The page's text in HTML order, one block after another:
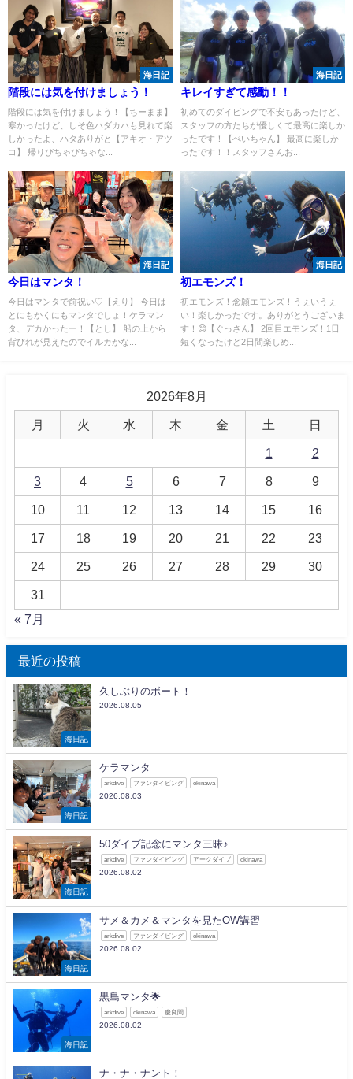
海日記
階段には気を付けましょう！
階段には気を付けましょう！【ちーまま】
寒かったけど、しそ色ハダカハも見れて楽
しかったよ、ハタありがと【アキオ・アツ
コ】 帰りびちゃびちゃな...
海日記
キレイすぎて感動！！
初めてのダイビングで不安もあったけど、
スタッフの方たちが優しくて最高に楽しか
ったです！【ぺいちゃん】 最高に楽しか
ったです！！スタッフさんお...
海日記
今日はマンタ！
今日はマンタで前祝い♡【えり】 今日は
とにもかくにもマンタでしょ！ケラマン
タ、デカかったー！【とし】 船の上から
背びれが見えたのでイルカかな...
海日記
初エモンズ！
初エモンズ！念願エモンズ！うぇいうぇ
い！楽しかったです。ありがとうございま
す！😊【ぐっさん】 2回目エモンズ！1日
短くなったけど2日間楽しめ...
2026年8月
月 火 水 木 金 土 日
1 2
3 4 5 6 7 8 9
10 11 12 13 14 15 16
17 18 19 20 21 22 23
24 25 26 27 28 29 30
31
« 7月
最近の投稿
海日記
久しぶりのボート！
2026.08.05
海日記
ケラマンタ
arkdive ファンダイビング okinawa
2026.08.03
海日記
50ダイブ記念にマンタ三昧♪
arkdive ファンダイビング アークダイブ okinawa
2026.08.02
海日記
サメ＆カメ＆マンタを見たOW講習
arkdive ファンダイビング okinawa
2026.08.02
海日記
黒島マンタ🌟
arkdive okinawa 慶良間
2026.08.02
ナ・ナ・ナント！